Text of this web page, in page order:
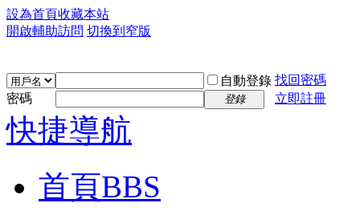
設為首頁收藏本站
開啟輔助訪問 切換到窄版
自動登錄 找回密碼
密碼
登錄 立即註冊
快捷導航
首頁BBS